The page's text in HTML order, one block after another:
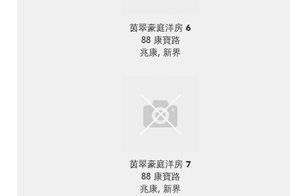
茵翠豪庭洋房 6
88 康寶路
兆康, 新界
茵翠豪庭洋房 7
88 康寶路
兆康, 新界